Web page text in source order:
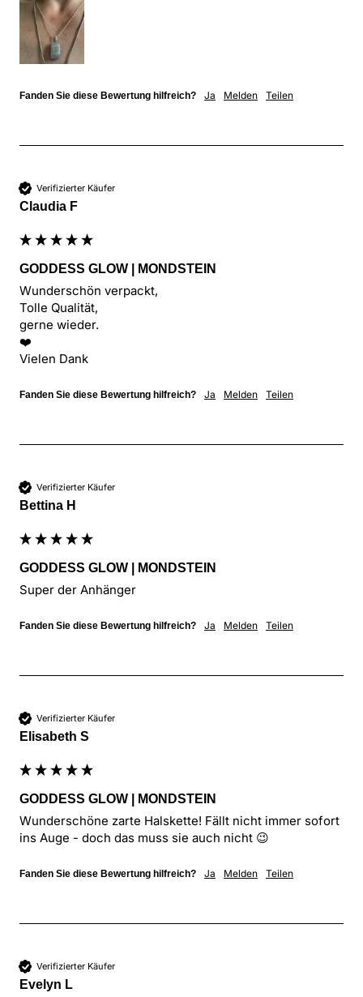
Fanden Sie diese Bewertung hilfreich? Ja Melden Teilen
Verifizierter Käufer
Claudia F
GODDESS GLOW | MONDSTEIN
Wunderschön verpackt,
Tolle Qualität,
gerne wieder.
❤️
Vielen Dank
Fanden Sie diese Bewertung hilfreich? Ja Melden Teilen
Verifizierter Käufer
Bettina H
GODDESS GLOW | MONDSTEIN
Super der Anhänger
Fanden Sie diese Bewertung hilfreich? Ja Melden Teilen
Verifizierter Käufer
Elisabeth S
GODDESS GLOW | MONDSTEIN
Wunderschöne zarte Halskette! Fällt nicht immer sofort
ins Auge - doch das muss sie auch nicht 😉
Fanden Sie diese Bewertung hilfreich? Ja Melden Teilen
Verifizierter Käufer
Evelyn L